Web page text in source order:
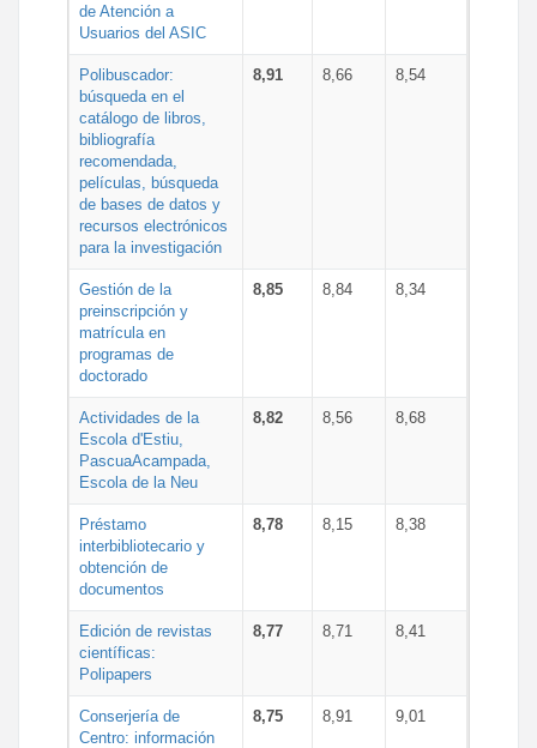
de Atención a
Usuarios del ASIC
Polibuscador:
búsqueda en el
catálogo de libros,
bibliografía
recomendada,
películas, búsqueda
de bases de datos y
recursos electrónicos
para la investigación
8,91 8,66 8,54
Gestión de la
preinscripción y
matrícula en
programas de
doctorado
8,85 8,84 8,34
Actividades de la
Escola d'Estiu,
PascuaAcampada,
Escola de la Neu
8,82 8,56 8,68
Préstamo
interbibliotecario y
obtención de
documentos
8,78 8,15 8,38
Edición de revistas
científicas:
Polipapers
8,77 8,71 8,41
Conserjería de
Centro: información
8,75 8,91 9,01